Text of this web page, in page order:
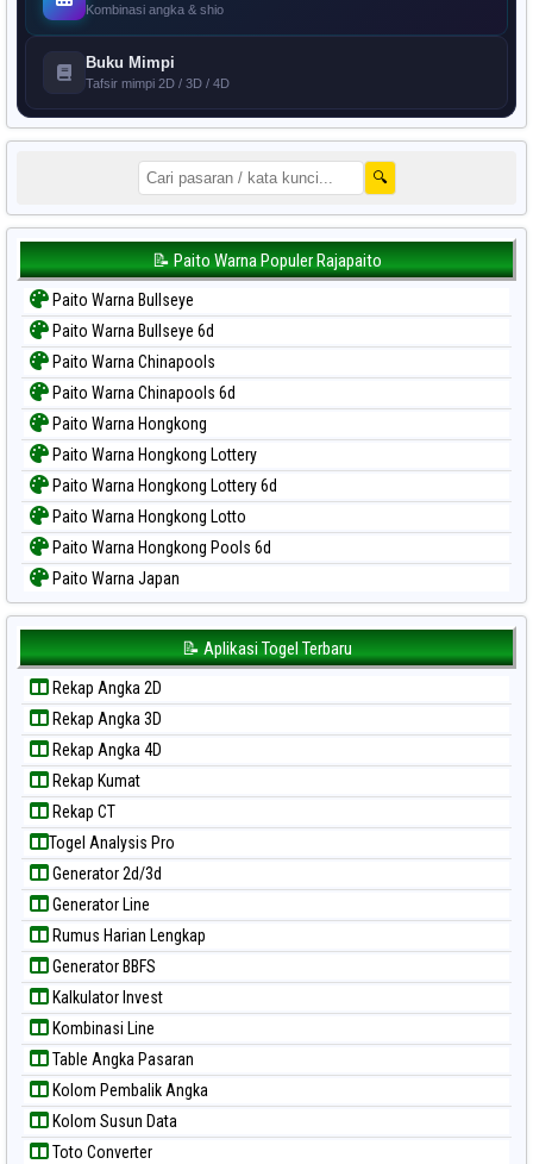
Kombinasi angka & shio
Buku Mimpi
Tafsir mimpi 2D / 3D / 4D
🔍
📝 Paito Warna Populer Rajapaito
Paito Warna Bullseye
Paito Warna Bullseye 6d
Paito Warna Chinapools
Paito Warna Chinapools 6d
Paito Warna Hongkong
Paito Warna Hongkong Lottery
Paito Warna Hongkong Lottery 6d
Paito Warna Hongkong Lotto
Paito Warna Hongkong Pools 6d
Paito Warna Japan
Paito Warna Japan 6d
Paito Warna Korea
Paito Warna Kuda Lari
Paito Warna Magnum Cambodia
Paito Warna Nagoya
Paito Warna New York Midday
Paito Warna North Carolina Day
Paito Warna Pcso
Paito Warna Pennsylvania Day
Paito Warna Sao Paulo
Paito Warna Singapore
Paito Warna Sydney
Paito Warna Sydney Lottery
Paito Warna Sydney Lottery 6d
Paito Warna Sydney Lotto
Paito Warna Sydney Pools 6d
Paito Warna Taipei
Paito Warna Taiwan
📝 Aplikasi Togel Terbaru
Rekap Angka 2D
Rekap Angka 3D
Rekap Angka 4D
Rekap Kumat
Rekap CT
Togel Analysis Pro
Generator 2d/3d
Generator Line
Rumus Harian Lengkap
Generator BBFS
Kalkulator Invest
Kombinasi Line
Table Angka Pasaran
Kolom Pembalik Angka
Kolom Susun Data
Toto Converter